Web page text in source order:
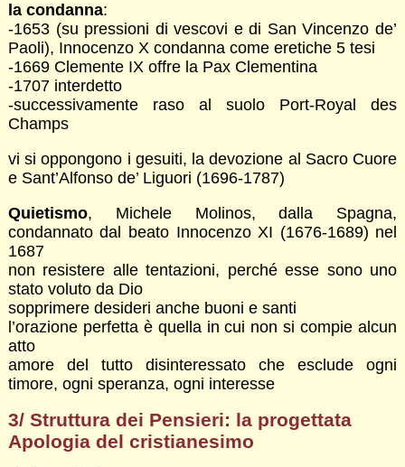
la condanna:
-1653 (su pressioni di vescovi e di San Vincenzo de’
Paoli), Innocenzo X condanna come eretiche 5 tesi
-1669 Clemente IX offre la Pax Clementina
-1707 interdetto
-successivamente raso al suolo Port-Royal des
Champs
vi si oppongono i gesuiti, la devozione al Sacro Cuore
e Sant’Alfonso de’ Liguori (1696-1787)
Quietismo, Michele Molinos, dalla Spagna,
condannato dal beato Innocenzo XI (1676-1689) nel
1687
non resistere alle tentazioni, perché esse sono uno
stato voluto da Dio
sopprimere desideri anche buoni e santi
l’orazione perfetta è quella in cui non si compie alcun
atto
amore del tutto disinteressato che esclude ogni
timore, ogni speranza, ogni interesse
3/ Struttura dei Pensieri: la progettata
Apologia del cristianesimo